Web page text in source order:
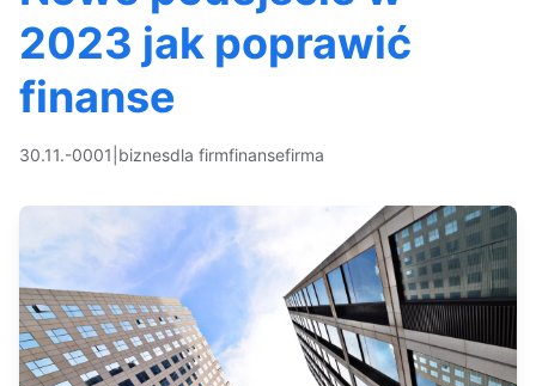
2023 jak poprawić
finanse
30.11.-0001 biznesdla firmfinansefirma